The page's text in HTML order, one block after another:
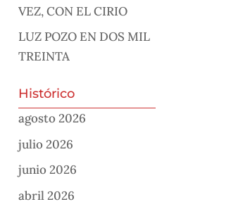
VEZ, CON EL CIRIO
LUZ POZO EN DOS MIL
TREINTA
Histórico
agosto 2026
julio 2026
junio 2026
abril 2026